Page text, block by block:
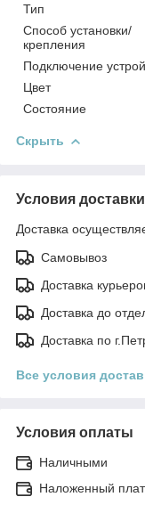
Тип
Способ установки/
крепления
Подключение
Цвет
Состояние
Скрыть
Условия доставки
Доставка
Самовывоз
Доставка
Доставка до
Доставка по
Все условия
Условия оплаты
Наличными
Наложенный